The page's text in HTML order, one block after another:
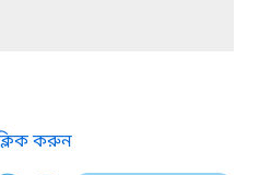
করুন